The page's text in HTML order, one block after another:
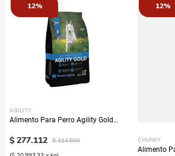
12%
AGILITY
Alimento Para Perro Agility Gold
$ 277.112 $ 314.900
12%
CHUNKY
Alimento